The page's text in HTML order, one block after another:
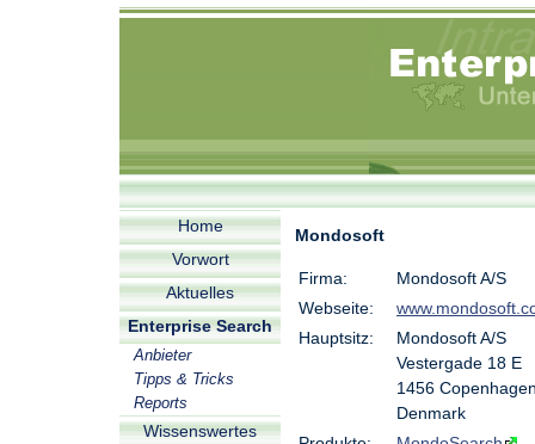
Home
Vorwort
Aktuelles
Enterprise Search
Anbieter
Tipps & Tricks
Reports
Wissenswertes
Mondosoft
Firma:
Mondosoft A/S
Webseite:
Hauptsitz:
Mondosoft A/S
Vestergade 18 E
1456
Denmark